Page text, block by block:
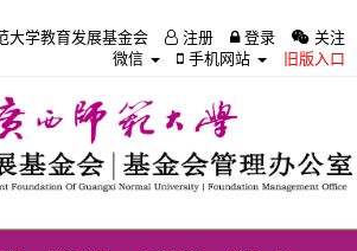
大学教育发展基金会
注册 登录
关注
微信
手机网站 旧版入口